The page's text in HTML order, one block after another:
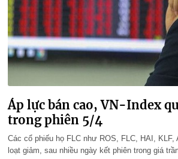
Áp lực bán cao, VN-Index
trong phiên 5/4
Các cổ phiếu họ FLC như ROS, FLC, HAI, KLF,
loạt giảm, sau nhiều ngày kết phiên trong giá